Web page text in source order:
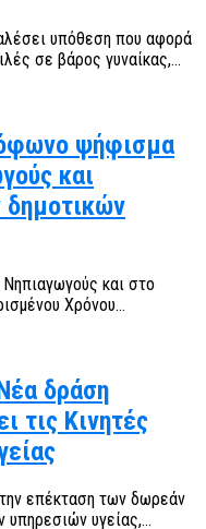
υπόθεση που αφορά
σε βάρος γυναίκας,...
ψήφισμα
και
και στο
Χρόνου...
δράση
τις Κινητές
επέκταση των δωρεάν
υγείας,...